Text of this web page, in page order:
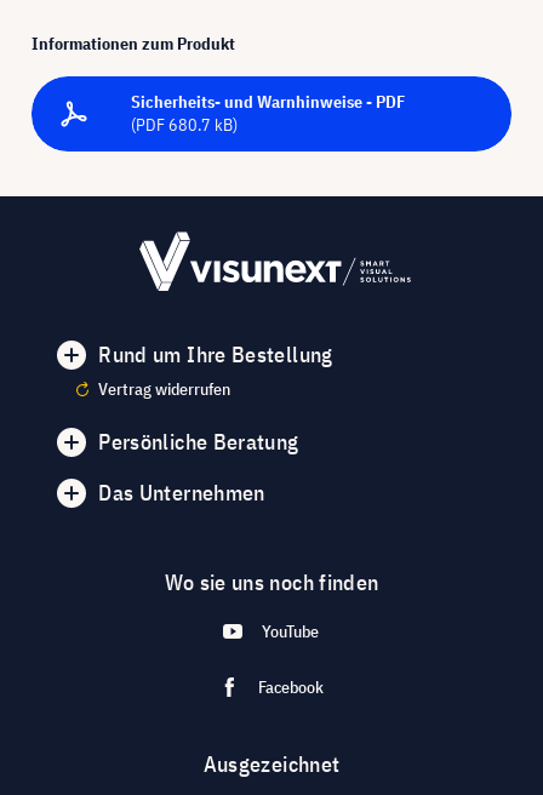
Informationen zum Produkt
Sicherheits- und Warnhinweise - PDF
(PDF 680.7 kB)
Rund um Ihre Bestellung
Vertrag widerrufen
Persönliche Beratung
Das Unternehmen
Wo sie uns noch finden
YouTube
Facebook
Ausgezeichnet